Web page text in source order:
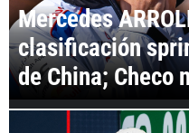
Mercedes
clasificación
de China; Checo